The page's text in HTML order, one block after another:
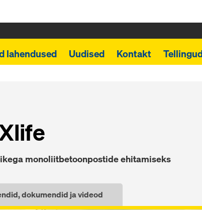
lahendused Uudised Kontakt
monoliitbetoonpostide ehitamiseks
dokumendid ja videod